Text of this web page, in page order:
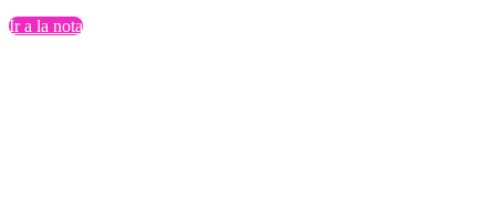
Ir a la nota